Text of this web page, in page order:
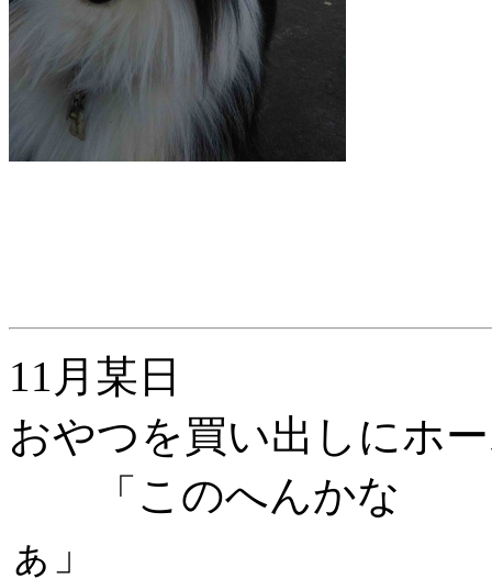
11月某日
おやつを買い出しにホ
「このへんかな
ぁ」 「あ